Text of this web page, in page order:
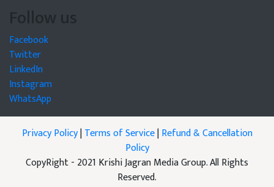
Follow us
Facebook
Twitter
LinkedIn
Instagram
WhatsApp
Privacy Policy|Terms of Service|Refund & Cancellation
Policy
CopyRight - 2021 Krishi Jagran Media Group. All Rights
Reserved.